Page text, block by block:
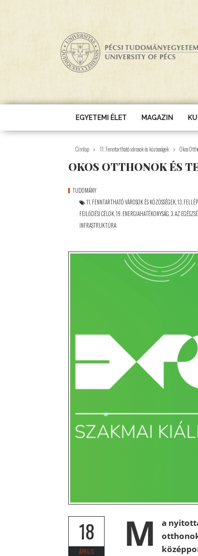
EGYETEMI ÉLET MAGAZIN
Címlap 11. Fenntartható városok és közösségek Okos
OKOS OTTHONOK ÉS
TUDOMÁNY
11. FENNTARTHATÓ VÁROSOK ÉS KÖZÖSSÉGEK,13.
FEJLŐDÉSI CÉLOK,19. ENERGIAHATÉKONYSÁG,3. AZ
INFRASTRUKTÚRA
18
ÁPRILIS M a